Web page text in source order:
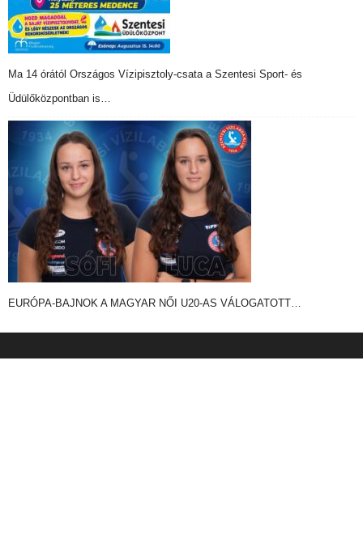
Ma 14 órától Országos Vízipisztoly-csata a Szentesi Sport- és
Üdülőközpontban is…
EURÓPA-BAJNOK A MAGYAR NŐI U20-AS VÁLOGATOTT…